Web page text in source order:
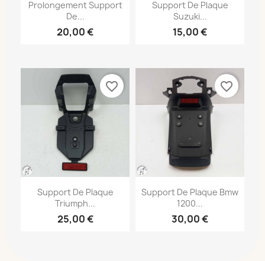
Prolongement Support
De...
20,00 €
Support De Plaque
Suzuki...
15,00 €
Support De Plaque
Triumph...
25,00 €
favorite_border
Support De Plaque Bmw
1200...
30,00 €
favorite_border